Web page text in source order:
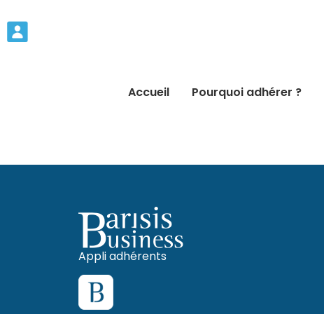
Accueil Pourquoi adhérer ?
Appli adhérents